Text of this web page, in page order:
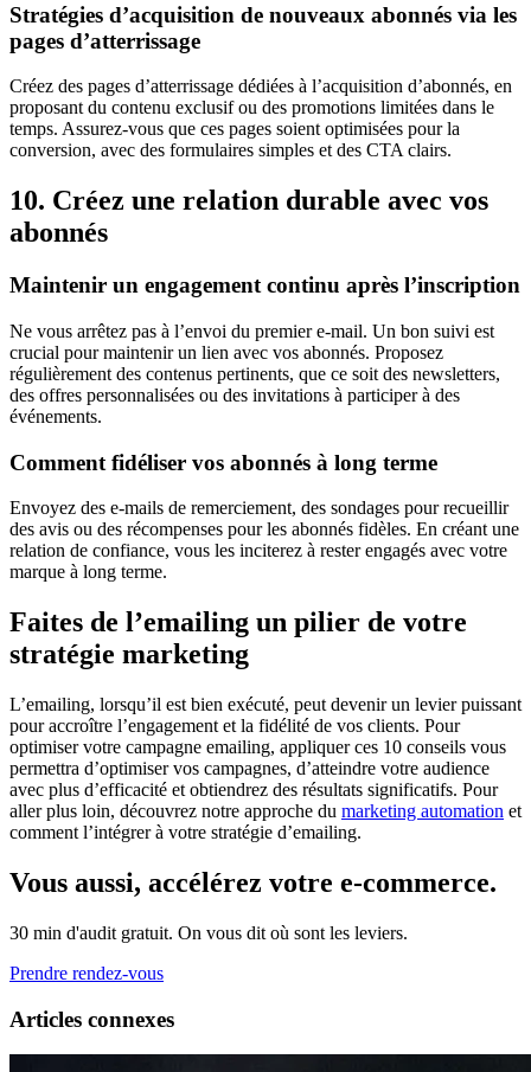
Stratégies d’acquisition de nouveaux abonnés via les
pages d’atterrissage
Créez des pages d’atterrissage dédiées à l’acquisition d’abonnés, en
proposant du contenu exclusif ou des promotions limitées dans le
temps. Assurez-vous que ces pages soient optimisées pour la
conversion, avec des formulaires simples et des CTA clairs.
10. Créez une relation durable avec vos
abonnés
Maintenir un engagement continu après l’inscription
Ne vous arrêtez pas à l’envoi du premier e-mail. Un bon suivi est
crucial pour maintenir un lien avec vos abonnés. Proposez
régulièrement des contenus pertinents, que ce soit des newsletters,
des offres personnalisées ou des invitations à participer à des
événements.
Comment fidéliser vos abonnés à long terme
Envoyez des e-mails de remerciement, des sondages pour recueillir
des avis ou des récompenses pour les abonnés fidèles. En créant une
relation de confiance, vous les inciterez à rester engagés avec votre
marque à long terme.
Faites de l’emailing un pilier de votre
stratégie marketing
L’emailing, lorsqu’il est bien exécuté, peut devenir un levier puissant
pour accroître l’engagement et la fidélité de vos clients. Pour
optimiser votre campagne emailing, appliquer ces 10 conseils vous
permettra d’optimiser vos campagnes, d’atteindre votre audience
avec plus d’efficacité et obtiendrez des résultats significatifs. Pour
aller plus loin, découvrez notre approche du marketing automation et
comment l’intégrer à votre stratégie d’emailing.
Vous aussi, accélérez votre e-commerce.
30 min d'audit gratuit. On vous dit où sont les leviers.
Prendre rendez-vous
Articles connexes